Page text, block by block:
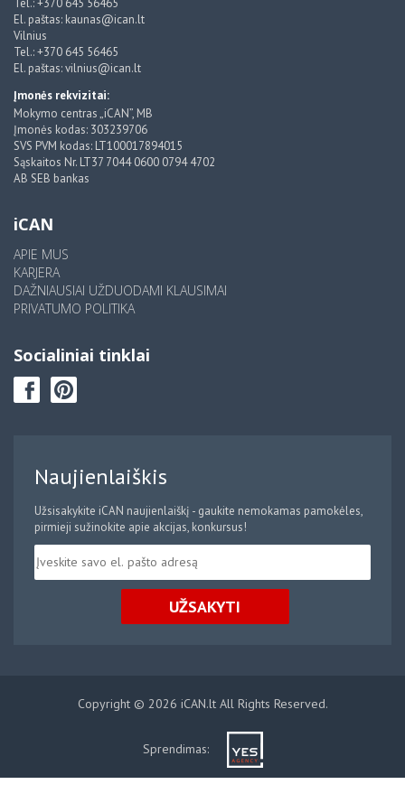
El. paštas: kaunas@ican.lt
Vilnius
Tel.: +370 645 56465
El. paštas: vilnius@ican.lt
Įmonės rekvizitai:
Mokymo centras „iCAN”, MB
Įmonės kodas: 303239706
SVS PVM kodas: LT100017894015
Sąskaitos Nr. LT37 7044 0600 0794 4702
AB SEB bankas
iCAN
APIE MUS
KARJERA
DAŽNIAUSIAI UŽDUODAMI KLAUSIMAI
PRIVATUMO POLITIKA
Socialiniai tinklai
Naujienlaiškis
Užsisakykite iCAN naujienlaiškį - gaukite nemokamas pamokėles,
pirmieji sužinokite apie akcijas, konkursus!
UŽSAKYTI
Copyright © 2026 iCAN.lt All Rights Reserved.
Sprendimas: